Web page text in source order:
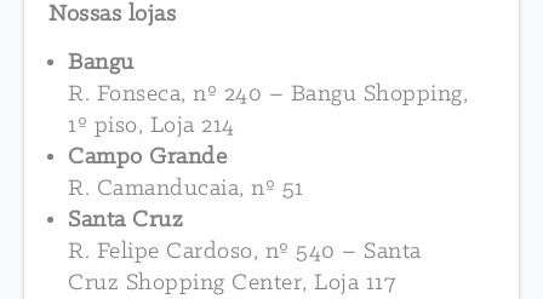
Nossas lojas
Bangu
R. Fonseca, nº 240 – Bangu Shopping,
1º piso, Loja 214
Campo Grande
R. Camanducaia, nº 51
Santa Cruz
R. Felipe Cardoso, nº 540 – Santa
Cruz Shopping Center, Loja 117